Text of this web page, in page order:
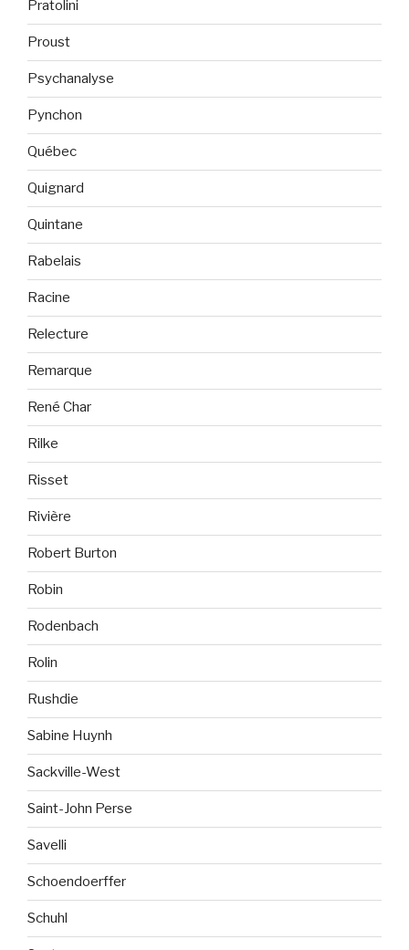
Pratolini
Proust
Psychanalyse
Pynchon
Québec
Quignard
Quintane
Rabelais
Racine
Relecture
Remarque
René Char
Rilke
Risset
Rivière
Robert Burton
Robin
Rodenbach
Rolin
Rushdie
Sabine Huynh
Sackville-West
Saint-John Perse
Savelli
Schoendoerffer
Schuhl